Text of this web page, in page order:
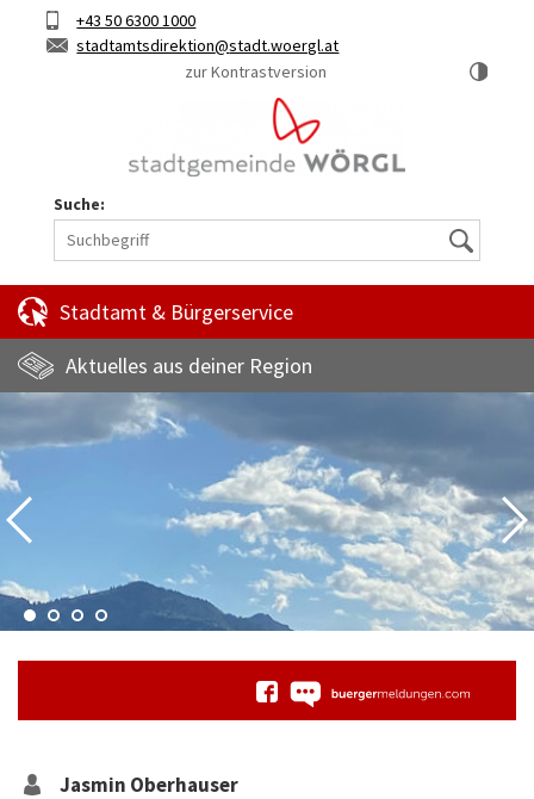
Hauptinhalt
KurztasteTelefon+43 50 6300 1000
E-
stadtamtsdirektion
stadt.woergl.at
zur Kontrastversion
Suche:
Suche
Stadtamt & Bürgerservice
Aktuelles aus deiner Region
Jasmin Oberhauser